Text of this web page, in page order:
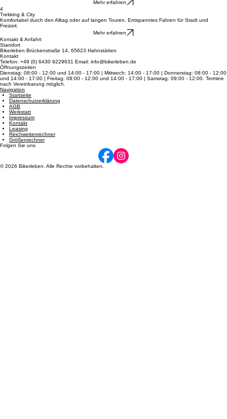
Entdecke pure Schnelligkeit auf dem Asphalt: federleichte Bauweise und Top-Speed für dein
sportliches Fahren.
Mehr erfahren
4
Komfortabel durch den Alltag oder auf langen Touren. Entspanntes Fahren für Stadt und
Freizeit.
Mehr erfahren
Kontakt & Anfahrt
Standort
Bikerleben Brückenstraße 14, 65623 Hahnstätten
Kontakt
Telefon: +49 (0) 6430 9229631 Email: info@bikerleben.de
Öffnungszeiten
Dienstag: 08:00 - 12:00 und 14:00 - 17:00 | Mittwoch: 14:00 - 17:00 | Donnerstag: 08:00 - 12:00
und 14:00 - 17:00 | Freitag: 08:00 - 12:00 und 14:00 - 17:00 | Samstag: 09:00 - 12:00. Termine
nach Vereinbarung möglich.
Navigation
Startseite
Datenschutzerklärung
AGB
Werkstatt
Impressum
Kontakt
Leasing